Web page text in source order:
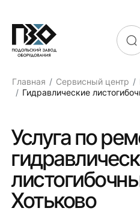
Главная Сервисный центр
Гидравлические
Услуга по
Хотьково